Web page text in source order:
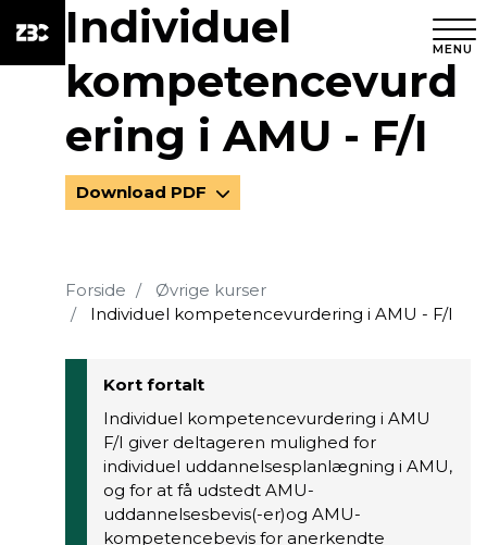
MENU
Individuel
kompetencevurd
ering i AMU - F/I
Download PDF
Forside
Øvrige kurser
Individuel kompetencevurdering i AMU - F/I
Kort fortalt
Individuel kompetencevurdering i AMU
F/I giver deltageren mulighed for
individuel uddannelsesplanlægning i AMU,
og for at få udstedt AMU-
uddannelsesbevis(-er)og AMU-
kompetencebevis for anerkendte